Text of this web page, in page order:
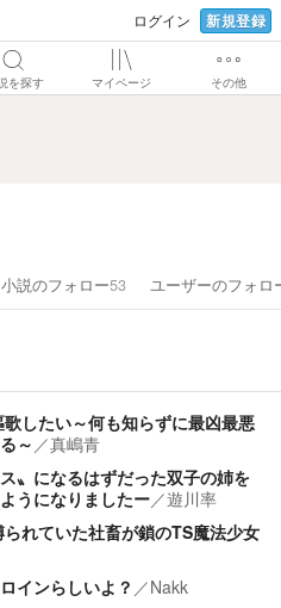
ログイン 新規登録
を探す マイページ その他
小説のフォロー53 ユーザーのフォロ
したい～何も知らずに最凶最悪
～ ／真嶋青
〟になるはずだった双子の姉を
うになりましたー／遊川率
れていた社畜が鎖のTS魔法少女
インらしいよ？ ／Nakk